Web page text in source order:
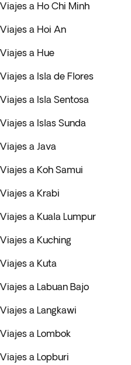
Viajes a Ho Chi Minh
Viajes a Hoi An
Viajes a Hue
Viajes a Isla de Flores
Viajes a Isla Sentosa
Viajes a Islas Sunda
Viajes a Java
Viajes a Koh Samui
Viajes a Krabi
Viajes a Kuala Lumpur
Viajes a Kuching
Viajes a Kuta
Viajes a Labuan Bajo
Viajes a Langkawi
Viajes a Lombok
Viajes a Lopburi